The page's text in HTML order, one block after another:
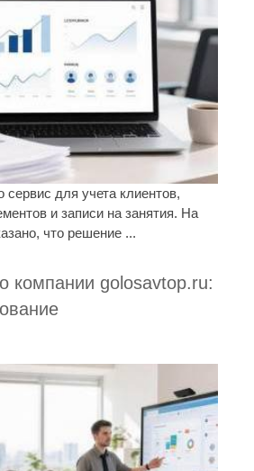
для учета клиентов,
и записи на занятия. На
что решение ...
компании golosavtop.ru: